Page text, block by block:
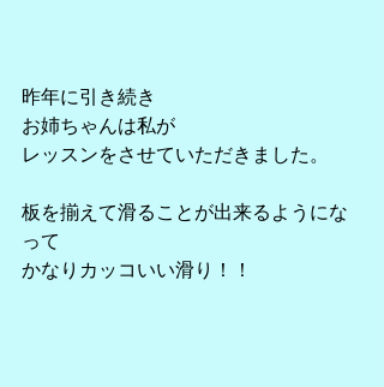
昨年に引き続き
お姉ちゃんは私が
レッスンをさせていただきました。
板を揃えて滑ることが出来るようにな
って
かなりカッコいい滑り！！